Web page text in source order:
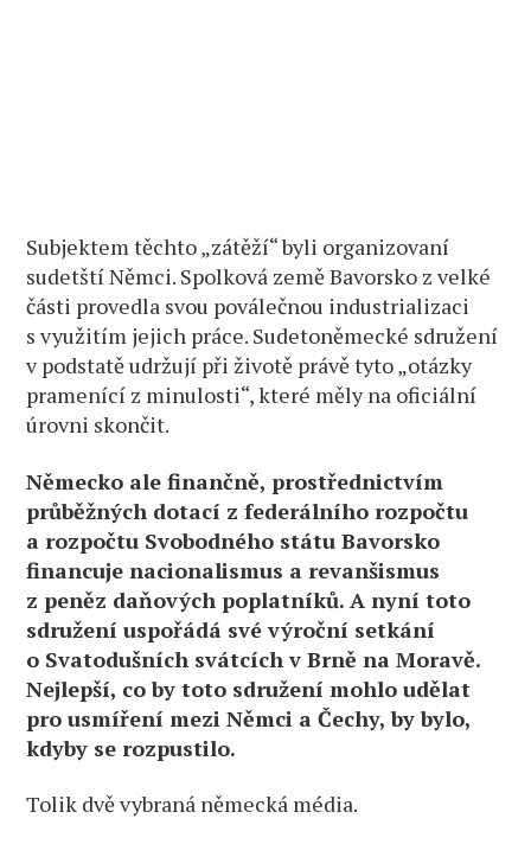
Subjektem těchto „zátěží“ byli organizovaní
sudetští Němci. Spolková země Bavorsko z velké
části provedla svou poválečnou industrializaci
s využitím jejich práce. Sudetoněmecké sdružení
v podstatě udržují při životě právě tyto „otázky
pramenící z minulosti“, které měly na oficiální
úrovni skončit.
Německo ale finančně, prostřednictvím
průběžných dotací z federálního rozpočtu
a rozpočtu Svobodného státu Bavorsko
financuje nacionalismus a revanšismus
z peněz daňových poplatníků. A nyní toto
sdružení uspořádá své výroční setkání
o Svatodušních svátcích v Brně na Moravě.
Nejlepší, co by toto sdružení mohlo udělat
pro usmíření mezi Němci a Čechy, by bylo,
kdyby se rozpustilo.
Tolik dvě vybraná německá média.